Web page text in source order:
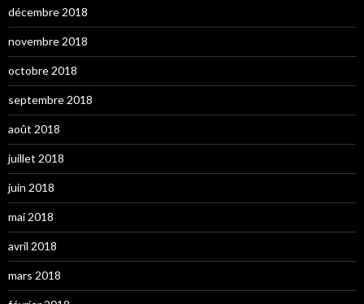
décembre 2018
novembre 2018
octobre 2018
septembre 2018
août 2018
juillet 2018
juin 2018
mai 2018
avril 2018
mars 2018